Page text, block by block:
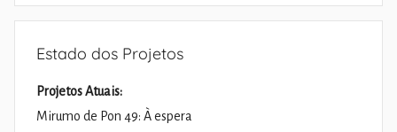
Estado dos Projetos
Projetos Atuais:
Mirumo de Pon 49: À espera